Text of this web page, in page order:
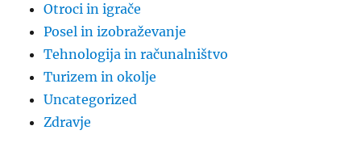
Otroci in igrače
Posel in izobraževanje
Tehnologija in računalništvo
Turizem in okolje
Uncategorized
Zdravje